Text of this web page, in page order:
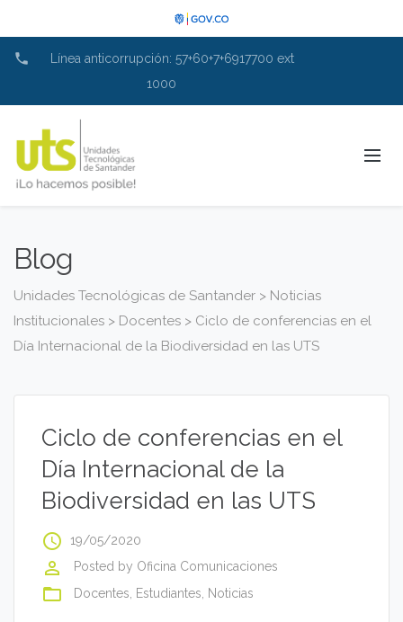
phone
Línea anticorrupción: 57+60+7+6917700 ext
1000
Blog
Unidades Tecnológicas de Santander > Noticias
Institucionales > Docentes > Ciclo de conferencias en el
Día Internacional de la Biodiversidad en las UTS
Ciclo de conferencias en el
Día Internacional de la
Biodiversidad en las UTS
access_time 19/05/2020
perm_identity Posted by Oficina Comunicaciones
folder_open Docentes Estudiantes Noticias